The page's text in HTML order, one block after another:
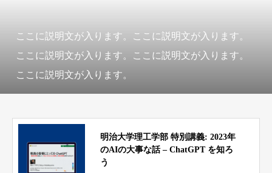
ここに説明文が入ります。ここに説明文が入ります。
ここに説明文が入ります。ここに説明文が入ります。
ここに説明文が入ります。
明治大学理工学部 特別講義: 2023年
のAIの大事な話 – ChatGPT を知ろ
う